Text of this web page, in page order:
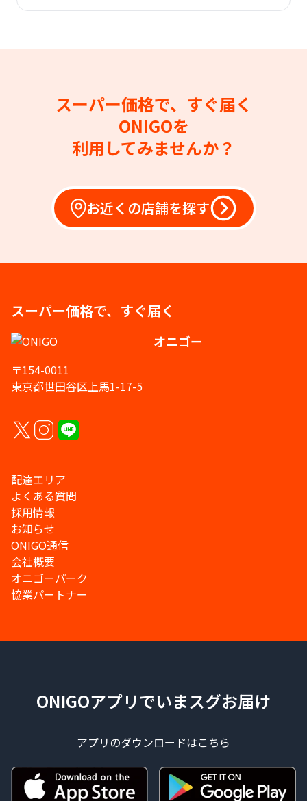
スーパー価格で、すぐ届く
ONIGOを
利用してみませんか？
お近くの店舗を探す
スーパー価格で、すぐ届く
オニゴー
〒154-0011
東京都世田谷区上馬1-17-5
配達エリア
よくある質問
採用情報
お知らせ
ONIGO通信
会社概要
オニゴーパーク
協業パートナー
ONIGOアプリでいまスグお届け
アプリのダウンロードはこちら